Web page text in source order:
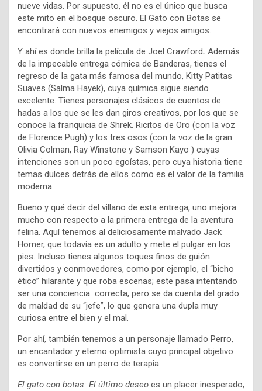
nueve vidas. Por supuesto, él no es el único que busca
este mito en el bosque oscuro. El Gato con Botas se
encontrará con nuevos enemigos y viejos amigos.
Y ahí es donde brilla la película de Joel Crawford. Además
de la impecable entrega cómica de Banderas, tienes el
regreso de la gata más famosa del mundo, Kitty Patitas
Suaves (Salma Hayek), cuya química sigue siendo
excelente. Tienes personajes clásicos de cuentos de
hadas a los que se les dan giros creativos, por los que se
conoce la franquicia de Shrek. Ricitos de Oro (con la voz
de Florence Pugh) y los tres osos (con la voz de la gran
Olivia Colman, Ray Winstone y Samson Kayo ) cuyas
intenciones son un poco egoístas, pero cuya historia tiene
temas dulces detrás de ellos como es el valor de la familia
moderna.
Bueno y qué decir del villano de esta entrega, uno mejora
mucho con respecto a la primera entrega de la aventura
felina. Aquí tenemos al deliciosamente malvado Jack
Horner, que todavía es un adulto y mete el pulgar en los
pies. Incluso tienes algunos toques finos de guión
divertidos y conmovedores, como por ejemplo, el “bicho
ético” hilarante y que roba escenas; este pasa intentando
ser una conciencia correcta, pero se da cuenta del grado
de maldad de su “jefe”, lo que genera una dupla muy
curiosa entre el bien y el mal.
Por ahí, también tenemos a un personaje llamado Perro,
un encantador y eterno optimista cuyo principal objetivo
es convertirse en un perro de terapia.
El gato con botas: El último deseo es un placer inesperado,